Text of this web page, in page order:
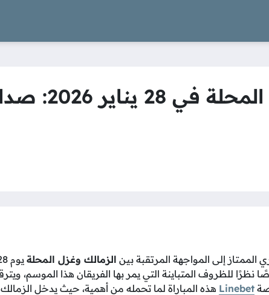
مباراة
الممتاز إلى المواجهة المرتقبة بين الزمالك وغزل المحلة
نظرًا للظروف المتباينة التي يمر بها الفريقان هذا الموسم،
Linebet هذه المباراة لما تحمله من أهمية، حيث يدخل